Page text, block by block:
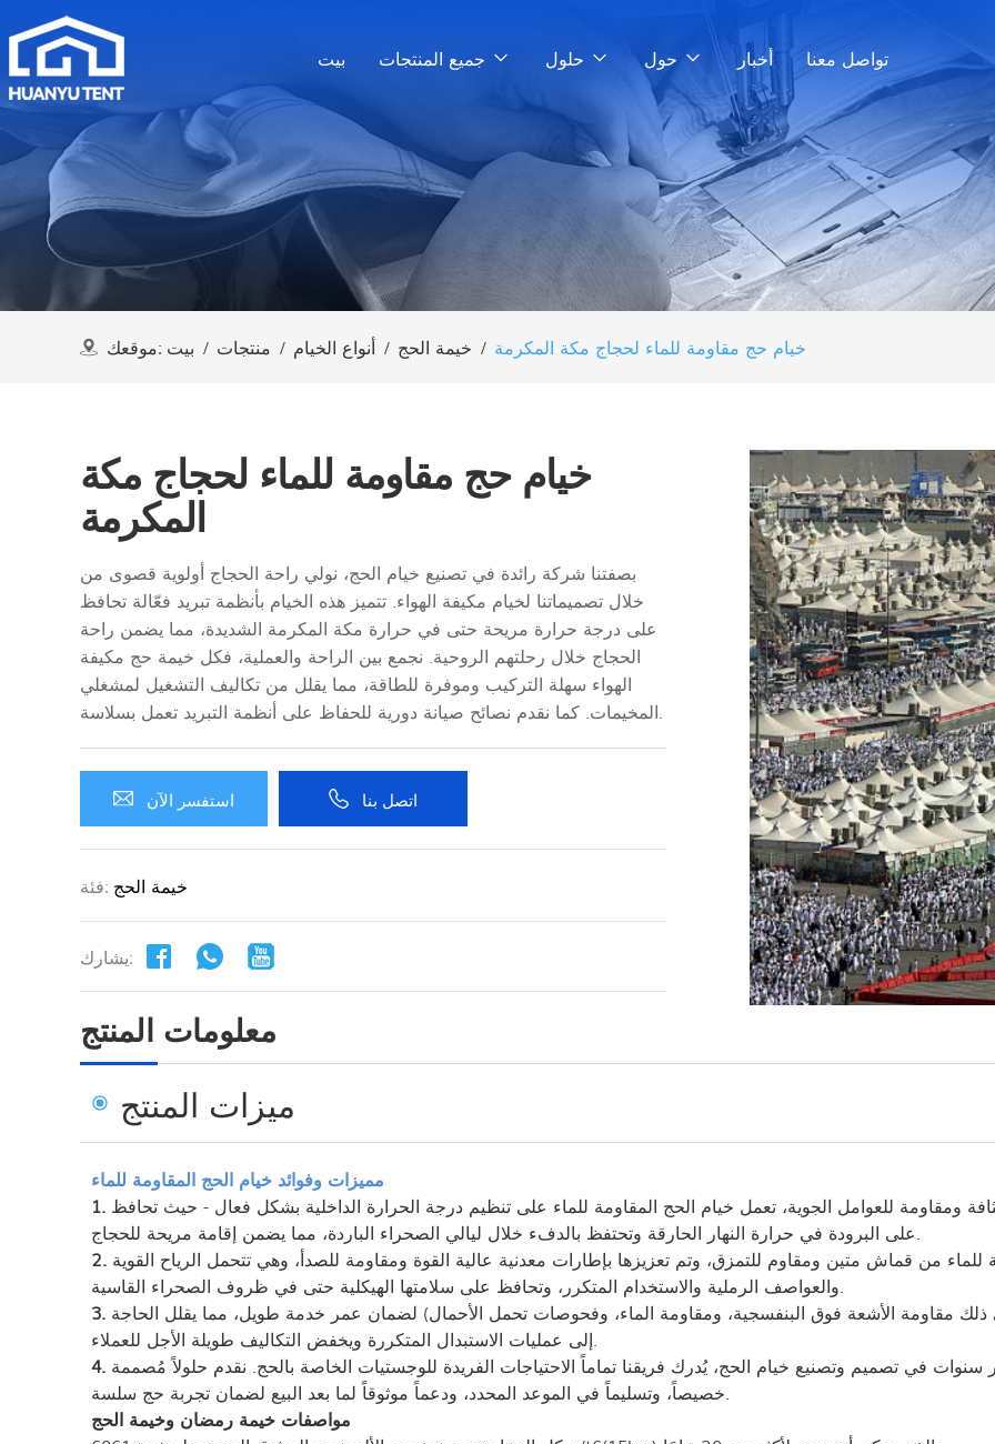
بيت جميع المنتجات حلول حول أخبار تواصل معنا
موقعك: بيت / منتجات / أنواع الخيام / خيمة الحج / خيام حج مقاومة للماء لحجاج مكة المكرمة
خيام حج مقاومة للماء لحجاج مكة
المكرمة
بصفتنا شركة رائدة في تصنيع خيام الحج، نولي راحة الحجاج أولوية قصوى من
خلال تصميماتنا لخيام مكيفة الهواء. تتميز هذه الخيام بأنظمة تبريد فعّالة تحافظ
على درجة حرارة مريحة حتى في حرارة مكة المكرمة الشديدة، مما يضمن راحة
الحجاج خلال رحلتهم الروحية. نجمع بين الراحة والعملية، فكل خيمة حج مكيفة
الهواء سهلة التركيب وموفرة للطاقة، مما يقلل من تكاليف التشغيل لمشغلي
المخيمات. كما نقدم نصائح صيانة دورية للحفاظ على أنظمة التبريد تعمل بسلاسة.
استفسر الآن اتصل بنا
فئة: خيمة الحج
يشارك:
معلومات المنتج
ميزات المنتج
مميزات وفوائد خيام الحج المقاومة للماء
ومقاومة للعوامل الجوية، تعمل خيام الحج المقاومة للماء على تنظيم درجة الحرارة الداخلية بشكل فعال - حيث تحافظ
على البرودة في حرارة النهار الحارقة وتحتفظ بالدفء خلال ليالي الصحراء الباردة، مما يضمن إقامة مريحة للحجاج.
من قماش متين ومقاوم للتمزق، وتم تعزيزها بإطارات معدنية عالية القوة ومقاومة للصدأ، وهي تتحمل الرياح القوية
والعواصف الرملية والاستخدام المتكرر، وتحافظ على سلامتها الهيكلية حتى في ظروف الصحراء القاسية.
مقاومة الأشعة فوق البنفسجية، ومقاومة الماء، وفحوصات تحمل الأحمال) لضمان عمر خدمة طويل، مما يقلل الحاجة
إلى عمليات الاستبدال المتكررة ويخفض التكاليف طويلة الأجل للعملاء.
في تصميم وتصنيع خيام الحج، يُدرك فريقنا تماماً الاحتياجات الفريدة للوجستيات الخاصة بالحج. نقدم حلولاً مُصممة
خصيصاً، وتسليماً في الموعد المحدد، ودعماً موثوقاً لما بعد البيع لضمان تجربة حج سلسة.
مواصفات خيمة رمضان وخيمة الحج